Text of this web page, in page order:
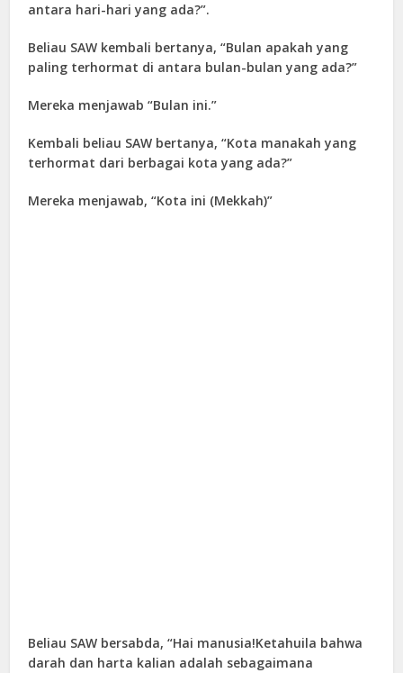
antara hari-hari yang ada?”.
Beliau SAW kembali bertanya, “Bulan apakah yang
paling terhormat di antara bulan-bulan yang ada?”
Mereka menjawab “Bulan ini.”
Kembali beliau SAW bertanya, “Kota manakah yang
terhormat dari berbagai kota yang ada?”
Mereka menjawab, “Kota ini (Mekkah)”
Beliau SAW bersabda, “Hai manusia!Ketahuila bahwa
darah dan harta kalian adalah sebagaimana